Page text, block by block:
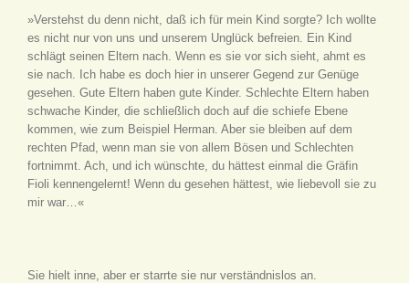
»Verstehst du denn nicht, daß ich für mein Kind sorgte? Ich wollte
es nicht nur von uns und unserem Unglück befreien. Ein Kind
schlägt seinen Eltern nach. Wenn es sie vor sich sieht, ahmt es
sie nach. Ich habe es doch hier in unserer Gegend zur Genüge
gesehen. Gute Eltern haben gute Kinder. Schlechte Eltern haben
schwache Kinder, die schließlich doch auf die schiefe Ebene
kommen, wie zum Beispiel Herman. Aber sie bleiben auf dem
rechten Pfad, wenn man sie von allem Bösen und Schlechten
fortnimmt. Ach, und ich wünschte, du hättest einmal die Gräfin
Fioli kennengelernt! Wenn du gesehen hättest, wie liebevoll sie zu
mir war…«
Sie hielt inne, aber er starrte sie nur verständnislos an.